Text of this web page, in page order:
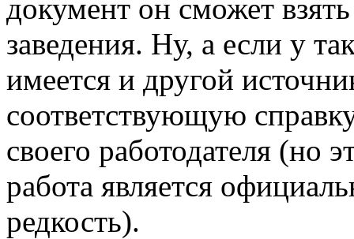
документ он сможет
заведения. Ну, а если у
имеется и другой
соответствующую
своего работодателя (но
работа является
редкость).